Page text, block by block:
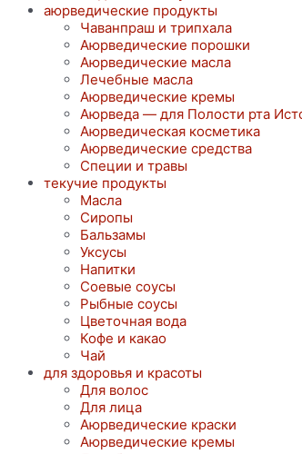
аюрведические продукты
Чаванпраш и трипхала
Аюрведические порошки
Аюрведические масла
Лечебные масла
Аюрведические кремы
Аюрведа — для Полости рта
Аюрведическая косметика
Аюрведические средства
Специи и травы
текучие продукты
Масла
Сиропы
Бальзамы
Уксусы
Напитки
Соевые соусы
Рыбные соусы
Цветочная вода
Кофе и какао
Чай
для здоровья и красоты
Для волос
Для лица
Аюрведические краски
Аюрведические кремы